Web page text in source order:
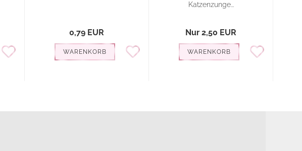
0,79 EUR
WARENKORB
Katzenzunge...
Nur 2,50 EUR
WARENKORB